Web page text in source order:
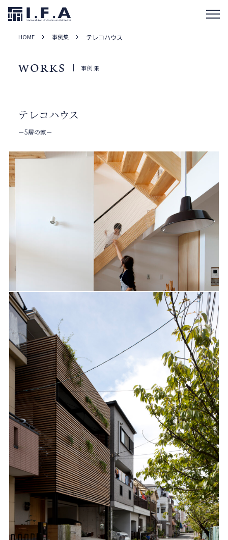
HOME 事例集 テレコハウス
WORKS 事例集
テレコハウス
－5層の家－